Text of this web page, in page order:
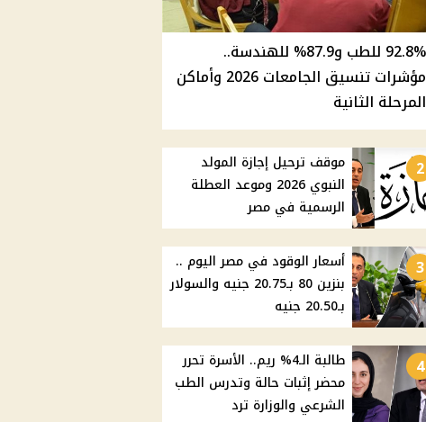
92.8% للطب و87.9% للهندسة..
مؤشرات تنسيق الجامعات 2026 وأماكن
المرحلة الثانية
2
موقف ترحيل إجازة المولد
النبوي 2026 وموعد العطلة
الرسمية في مصر
3
أسعار الوقود في مصر اليوم ..
بنزين 80 بـ20.75 جنيه والسولار
بـ20.50 جنيه
4
طالبة الـ4% ريم.. الأسرة تحرر
محضر إثبات حالة وتدرس الطب
الشرعي والوزارة ترد